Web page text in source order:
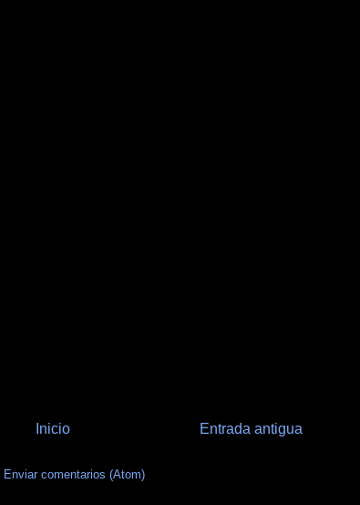
Entrada antigua
Inicio
Enviar comentarios (Atom)